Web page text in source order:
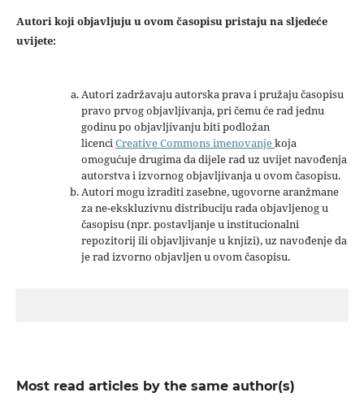
Autori koji objavljuju u ovom časopisu pristaju na sljedeće
uvijete:
Autori zadržavaju autorska prava i pružaju časopisu
pravo prvog objavljivanja, pri čemu će rad jednu
godinu po objavljivanju biti podložan
licenciCreative Commons imenovanjekoja
omogućuje drugima da dijele rad uz uvijet navođenja
autorstva i izvornog objavljivanja u ovom časopisu.
Autori mogu izraditi zasebne, ugovorne aranžmane
za ne-ekskluzivnu distribuciju rada objavljenog u
časopisu (npr. postavljanje u institucionalni
repozitorij ili objavljivanje u knjizi), uz navođenje da
je rad izvorno objavljen u ovom časopisu.
Most read articles by the same author(s)